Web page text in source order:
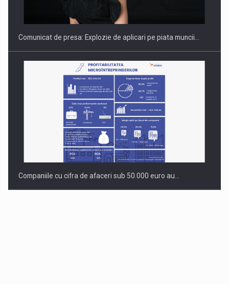
INTERNATIONAL BUSINESS SCENE
Comunicat de presa: Explozie de aplicari pe piata muncii…
Companiile cu cifra de afaceri sub 50.000 euro au…